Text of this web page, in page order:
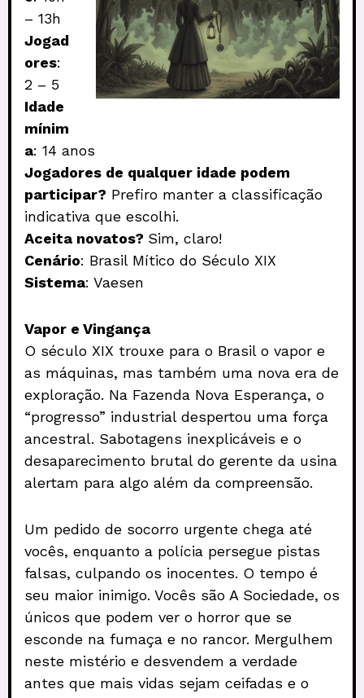
– 13h
Jogad
ores:
2 – 5
Idade
mínim
a: 14 anos
Jogadores de qualquer idade podem
participar? Prefiro manter a classificação
indicativa que escolhi.
Aceita novatos? Sim, claro!
Cenário: Brasil Mítico do Século XIX
Sistema: Vaesen
Vapor e Vingança
O século XIX trouxe para o Brasil o vapor e
as máquinas, mas também uma nova era de
exploração. Na Fazenda Nova Esperança, o
“progresso” industrial despertou uma força
ancestral. Sabotagens inexplicáveis e o
desaparecimento brutal do gerente da usina
alertam para algo além da compreensão.
Um pedido de socorro urgente chega até
vocês, enquanto a polícia persegue pistas
falsas, culpando os inocentes. O tempo é
seu maior inimigo. Vocês são A Sociedade, os
únicos que podem ver o horror que se
esconde na fumaça e no rancor. Mergulhem
neste mistério e desvendem a verdade
antes que mais vidas sejam ceifadas e o